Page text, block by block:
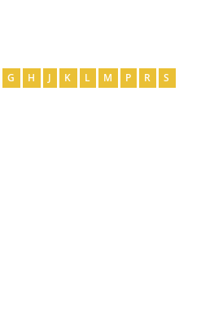
G H J K L M P R
S